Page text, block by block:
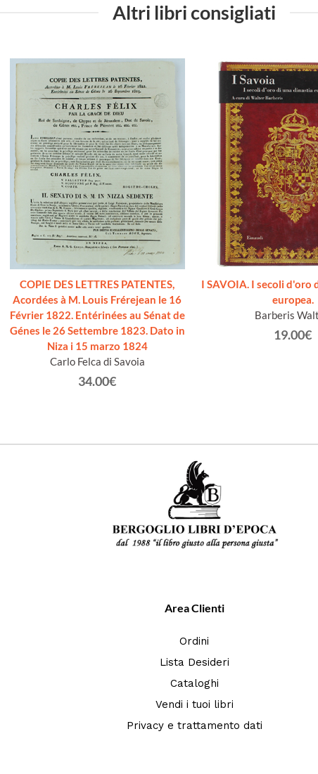
Altri libri consigliati
COPIE DES LETTRES PATENTES,
Acordées à M. Louis Frérejean le 16
Février 1822. Entérinées au Sénat de
Génes le 26 Settembre 1823. Dato in
Niza i 15 marzo 1824
Carlo Felca di Savoia
34.00€
I SAVOIA. I secoli d'oro
europea.
Barberis
19.00€
Area Clienti
Ordini
Lista Desideri
Cataloghi
Vendi i tuoi libri
Privacy e trattamento dati